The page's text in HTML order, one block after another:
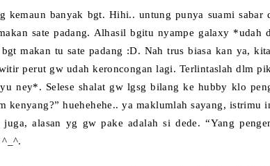
kemaun banyak bgt. Hihi.. untung punya suami sabar
sate padang. Alhasil bgitu nyampe galaxy *udah
makan tu sate padang :D. Nah trus biasa kan ya,
perut gw udah keroncongan lagi. Terlintaslah dlm
ney*. Selese shalat gw lgsg bilang ke hubby klo
kenyang?” huehehehe.. ya maklumlah sayang, istrimu
juga, alasan yg gw pake adalah si dede. “Yang